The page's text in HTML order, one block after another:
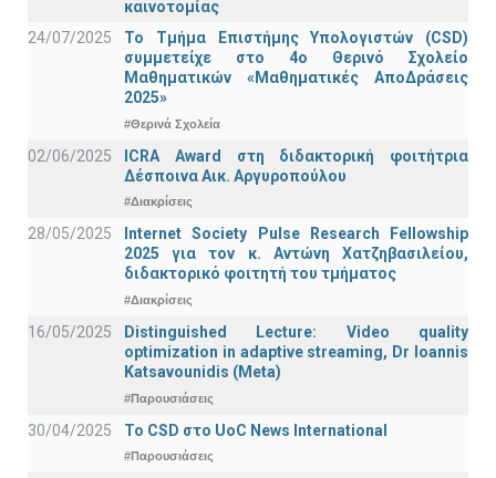
καινοτομίας
24/07/2025
Το Τμήμα Επιστήμης Υπολογιστών (CSD)
συμμετείχε στο 4ο Θερινό Σχολείο
Μαθηματικών «Μαθηματικές ΑποΔράσεις
2025»
#Θερινά Σχολεία
02/06/2025
ICRA Award στη διδακτορική φοιτήτρια
Δέσποινα Αικ. Αργυροπούλου
#Διακρίσεις
28/05/2025
Internet Society Pulse Research Fellowship
2025 για τον κ. Αντώνη Χατζηβασιλείου,
διδακτορικό φοιτητή του τμήματος
#Διακρίσεις
16/05/2025
Distinguished Lecture: Video quality
optimization in adaptive streaming, Dr Ioannis
Katsavounidis (Meta)
#Παρουσιάσεις
30/04/2025 To CSD στο UoC News International
#Παρουσιάσεις